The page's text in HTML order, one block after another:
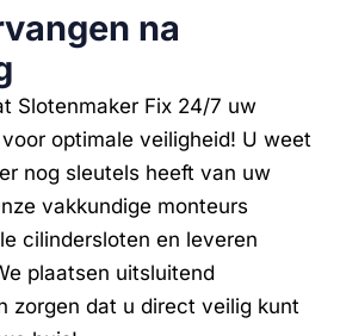
na
Slotenmaker Fix 24/7 uw
optimale veiligheid! U weet
nog sleutels heeft van uw
vakkundige monteurs
cilindersloten en leveren
plaatsen uitsluitend
zorgen dat u direct veilig kunt